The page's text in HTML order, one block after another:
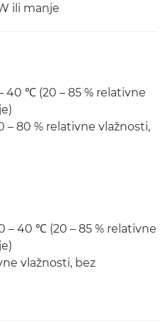
ili manje
40 ℃ (20 – 85 % relativne
– 80 % relativne vlažnosti,
– 40 ℃ (20 – 85 % relativne
vlažnosti, bez